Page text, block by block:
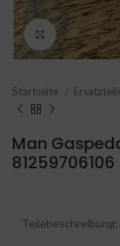
Click to
Startseite
Man
Teilebeschreibung: